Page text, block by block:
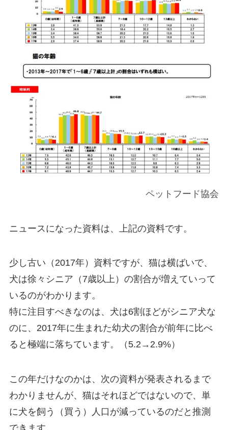
ペットフード協会
ニュースになった資料は、上記の資料です。
少し古い（2017年）資料ですが、猫は横ばいで、
犬は徐々シニア（7歳以上）の割合が増えていって
いるのがわかります。
特に注目すべきなのは、犬は6割ほどがシニア犬な
のに、2017年に生まれた幼犬の割合が前年に比べ
ると極端に落ちています。（5.2→2.9%）
この年だけなのかは、次の資料が発表されるまで
わかりませんが、猫はそれほどではないので、単
に犬を飼う（買う）人口が減っているのだと推測